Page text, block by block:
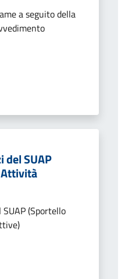
a seguito della
del SUAP
(Sportello